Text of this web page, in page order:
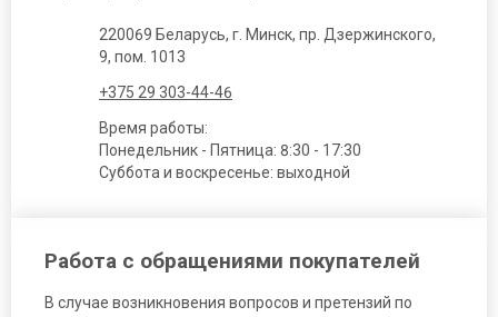
220069 Беларусь, г. Минск, пр. Дзержинского,
9, пом. 1013
+375 29 303-44-46
Время работы:
Понедельник - Пятница: 8:30 - 17:30
Суббота и воскресенье: выходной
Работа с обращениями покупателей
В случае возникновения вопросов и претензий по